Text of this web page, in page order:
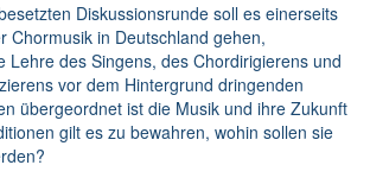
Diskussionsrunde soll es einerseits
Chormusik in Deutschland gehen,
Lehre des Singens, des Chordirigierens und
vor dem Hintergrund dringenden
übergeordnet ist die Musik und ihre Zukunft
gilt es zu bewahren, wohin sollen sie